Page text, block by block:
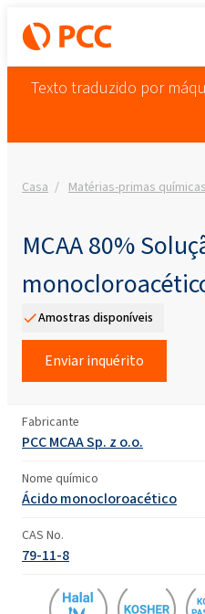
Texto traduzido por
Casa Matérias-primas químicas
MCAA 80%
Amostras disponíveis
Enviar inquérito
Fabricante
PCC MCAA Sp. z o.o.
Nome químico
Ácido monocloroacético
CAS No.
79-11-8